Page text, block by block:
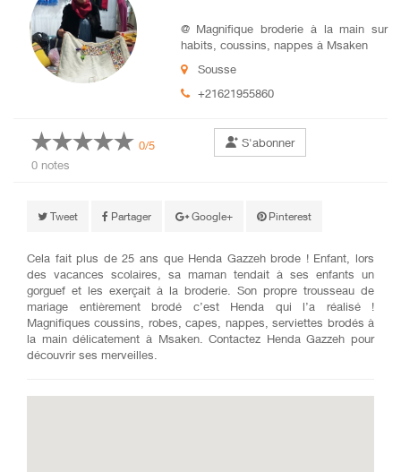
@ Magnifique broderie à la main sur
habits, coussins, nappes à Msaken
Sousse
+21621955860
0/5
S'abonner
0 notes
Tweet Partager Google+ Pinterest
Cela fait plus de 25 ans que Henda Gazzeh brode ! Enfant, lors
des vacances scolaires, sa maman tendait à ses enfants un
gorguef et les exerçait à la broderie. Son propre trousseau de
mariage entièrement brodé c’est Henda qui l’a réalisé !
Magnifiques coussins, robes, capes, nappes, serviettes brodés à
la main délicatement à Msaken. Contactez Henda Gazzeh pour
découvrir ses merveilles.